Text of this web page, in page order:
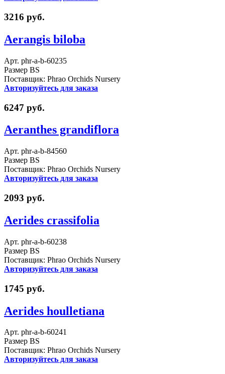
3216 руб.
Aerangis biloba
Арт. phr-a-b-60235
Размер BS
Поставщик: Phrao Orchids Nursery
Авторизуйтесь для заказа
6247 руб.
Aeranthes grandiflora
Арт. phr-a-b-84560
Размер BS
Поставщик: Phrao Orchids Nursery
Авторизуйтесь для заказа
2093 руб.
Aerides crassifolia
Арт. phr-a-b-60238
Размер BS
Поставщик: Phrao Orchids Nursery
Авторизуйтесь для заказа
1745 руб.
Aerides houlletiana
Арт. phr-a-b-60241
Размер BS
Поставщик: Phrao Orchids Nursery
Авторизуйтесь для заказа